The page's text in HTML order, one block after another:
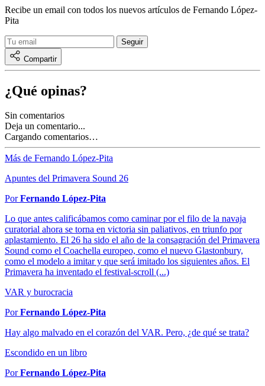
Recibe un email con todos los nuevos artículos de Fernando López-
Pita
Compartir
¿Qué opinas?
Sin comentarios
Deja un comentario...
Cargando comentarios…
Más de Fernando López-Pita
Apuntes del Primavera Sound 26
PorFernando López-Pita
Lo que antes calificábamos como caminar por el filo de la navaja
curatorial ahora se torna en victoria sin paliativos, en triunfo por
aplastamiento. El 26 ha sido el año de la consagración del Primavera
Sound como el Coachella europeo, como el nuevo Glastonbury,
como el modelo a imitar y que será imitado los siguientes años. El
Primavera ha inventado el festival-scroll (...)
VAR y burocracia
PorFernando López-Pita
Hay algo malvado en el corazón del VAR. Pero, ¿de qué se trata?
Escondido en un libro
PorFernando López-Pita